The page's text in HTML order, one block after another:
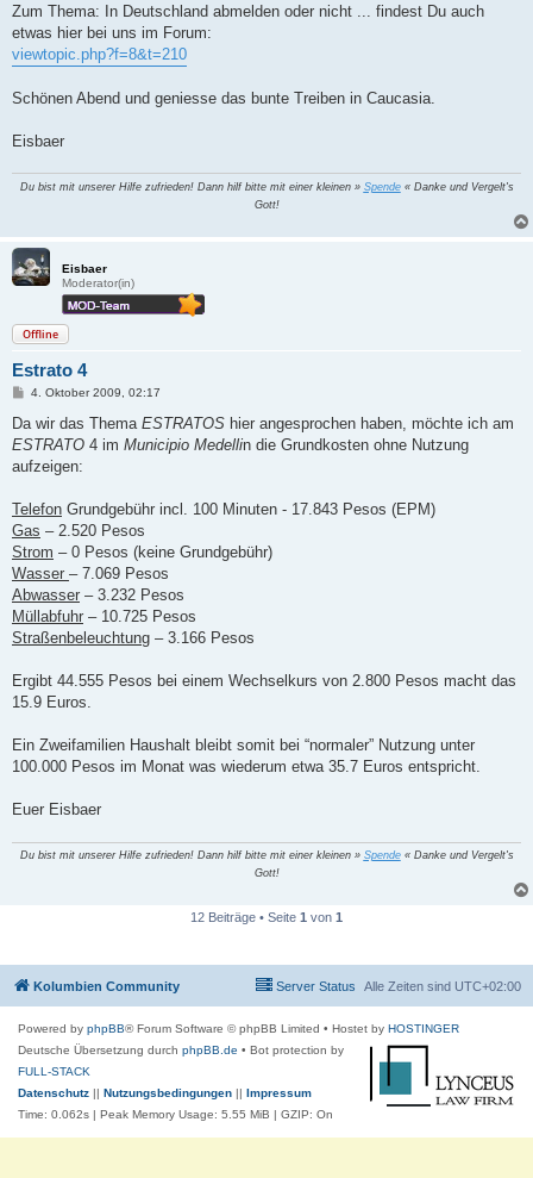
Zum Thema: In Deutschland abmelden oder nicht ... findest Du auch
etwas hier bei uns im Forum:
viewtopic.php?f=8&t=210
Schönen Abend und geniesse das bunte Treiben in Caucasia.
Eisbaer
Du bist mit unserer Hilfe zufrieden! Dann hilf bitte mit einer kleinen » Spende« Danke und Vergelt's
Gott!
Eisbaer
Moderator(in)
Offline
Estrato 4
B
i
r
a
4. Oktober 2009, 02:17
Da wir das ThemaESTRATOS hier angesprochen haben, möchte ich am
ESTRATO 4 im Municipio Medellin die Grundkosten ohne Nutzung
aufzeigen:
Telefon Grundgebühr incl. 100 Minuten - 17.843 Pesos (EPM)
Gas – 2.520 Pesos
Strom – 0 Pesos (keine Grundgebühr)
Wasser – 7.069 Pesos
Abwasser – 3.232 Pesos
Müllabfuhr – 10.725 Pesos
Straßenbeleuchtung – 3.166 Pesos
Ergibt 44.555 Pesos bei einem Wechselkurs von 2.800 Pesos macht das
15.9 Euros.
Ein Zweifamilien Haushalt bleibt somit bei “normaler” Nutzung unter
100.000 Pesos im Monat was wiederum etwa 35.7 Euros entspricht.
Euer Eisbaer
Du bist mit unserer Hilfe zufrieden! Dann hilf bitte mit einer kleinen » Spende« Danke und Vergelt's
Gott!
12 Beiträge • Seite 1 von 1
Kolumbien Community Alle Zeiten sind UTC+02:00
Server Status
Powered by phpBB® Forum Software © phpBB Limited • Hostet by HOSTINGER
Deutsche Übersetzung durch phpBB.de • Bot protection by
FULL-STACK
Datenschutz || Nutzungsbedingungen || Impressum
Time: 0.062s | Peak Memory Usage: 5.55 MiB | GZIP: On